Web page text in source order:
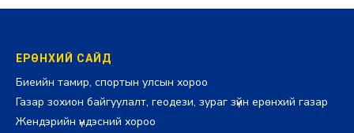
ЕРӨНХИЙ САЙД
Биеийн тамир, спортын улсын хороо
Газар зохион байгуулалт, геодези, зураг зүйн ерөнхий газар
Жендэрийн үндэсний хороо